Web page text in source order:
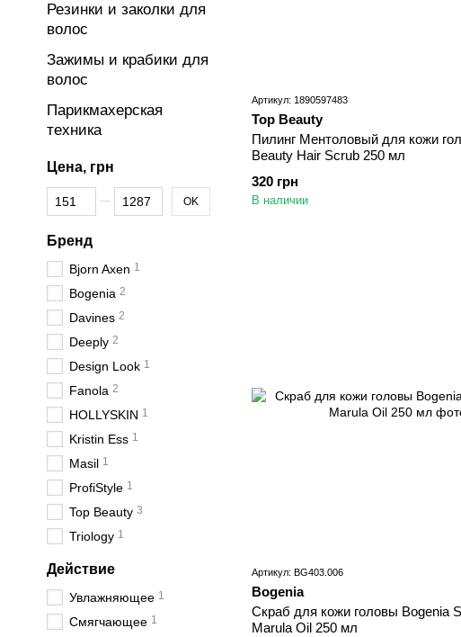
Артикул: 1890597483
Top Beauty
Пилинг Ментоловый для кожи
Beauty Hair Scrub 250 мл
320 грн
В наличии
Артикул: BG403.006
Bogenia
Скраб для кожи головы Bogenia
Marula Oil 250 мл
Резинки и заколки для
волос
Зажимы и крабики для
волос
Парикмахерская
техника
Цена, грн
От Цена, грн
До Цена, грн OK
Бренд
Bjorn Axen 1
Bogenia 2
Davines 2
Deeply 2
Design Look 1
Fanola 2
HOLLYSKIN 1
Kristin Ess 1
Masil 1
ProfiStyle 1
Top Beauty 3
Triology 1
Действие
Увлажняющее 1
Смягчающее 1